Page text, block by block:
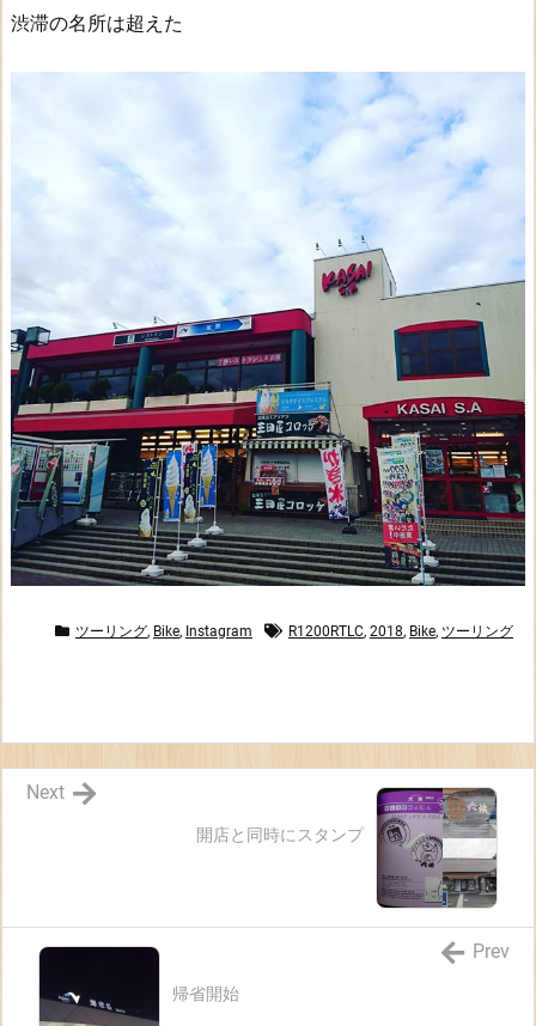
渋滞の名所は超えた
ツーリング, Bike, Instagram R1200RTLC, 2018, Bike, ツーリング
開店と同時にスタンプ
Next
帰省開始
Prev